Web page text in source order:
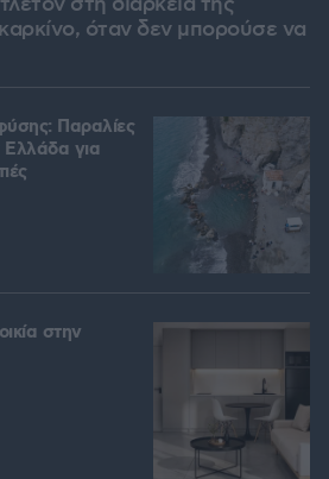
όταν δεν μπορούσε να
Παραλίες
Ελλάδα για
στην